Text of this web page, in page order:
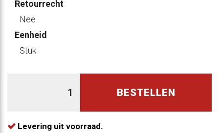
Retourrecht
Nee
Eenheid
Stuk
BESTELLEN
Levering uit voorraad.